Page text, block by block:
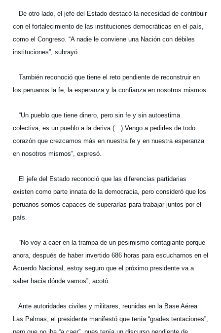
De otro lado, el jefe del Estado destacó la necesidad de contribuir
con el fortalecimiento de las instituciones democráticas en el país,
como el Congreso. “A nadie le conviene una Nación con débiles
instituciones”, subrayó.
También reconoció que tiene el reto pendiente de reconstruir en
los peruanos la fe, la esperanza y la confianza en nosotros mismos.
“Un pueblo que tiene dinero, pero sin fe y sin autoestima
colectiva, es un pueblo a la deriva (…) Vengo a pedirles de todo
corazón que crezcamos más en nuestra fe y en nuestra esperanza
en nosotros mismos”, expresó.
El jefe del Estado reconoció que las diferencias partidarias
existen como parte innata de la democracia, pero consideró que los
peruanos somos capaces de superarlas para trabajar juntos por el
país.
“No voy a caer en la trampa de un pesimismo contagiante porque
ahora, después de haber invertido 686 horas para escucharnos en el
Acuerdo Nacional, estoy seguro que el próximo presidente va a
saber hacia dónde vamos”, acotó.
Ante autoridades civiles y militares, reunidas en la Base Aérea
Las Palmas, el presidente manifestó que tenía “grades tentaciones”,